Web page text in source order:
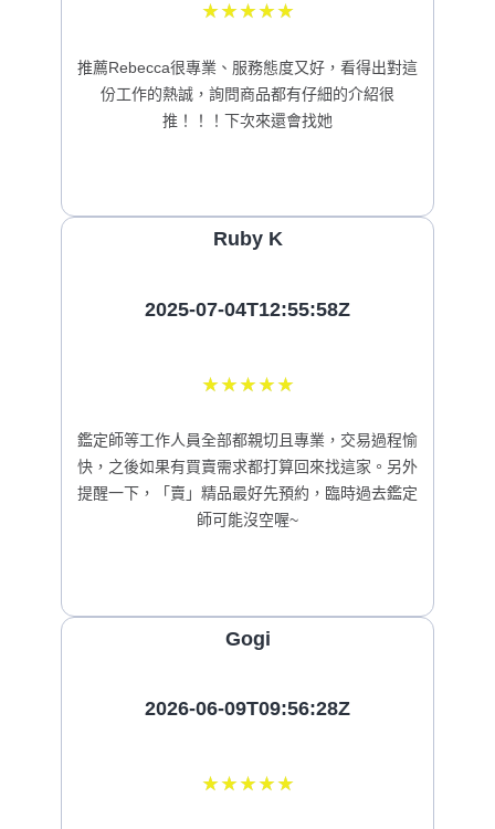
★★★★★
推薦Rebecca很專業、服務態度又好，看得出對這
份工作的熱誠，詢問商品都有仔細的介紹很
推！！！下次來還會找她
Ruby K
2025-07-04T12:55:58Z
★★★★★
鑑定師等工作人員全部都親切且專業，交易過程愉
快，之後如果有買賣需求都打算回來找這家。另外
提醒一下，「賣」精品最好先預約，臨時過去鑑定
師可能沒空喔~
Gogi
2026-06-09T09:56:28Z
★★★★★